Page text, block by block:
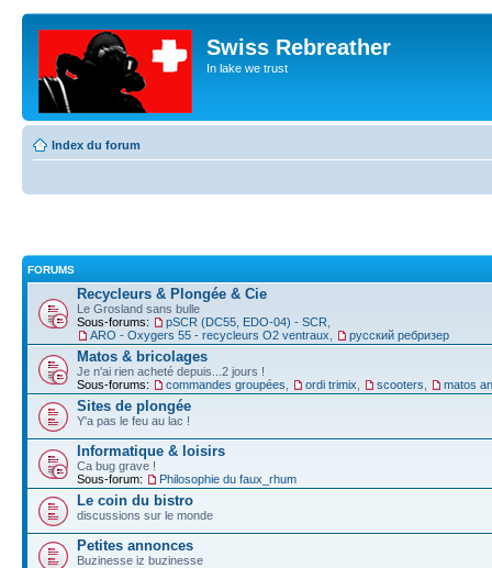
Swiss Rebreather
In lake we trust
Index du forum
FORUMS
Recycleurs & Plongée & Cie
Le Grosland sans bulle
Sous-forums:
pSCR (DC55, EDO-04) - SCR
ARO - Oxygers 55 - recycleurs O2 ventraux
русский ребризер
Matos & bricolages
Je n'ai rien acheté depuis...2 jours !
Sous-forums:
commandes groupées ordi trimix scooters matos
Sites de plongée
Y'a pas le feu au lac !
Informatique & loisirs
Ca bug grave !
Sous-forum:
Philosophie du faux_rhum
Le coin du bistro
discussions sur le monde
Petites annonces
Buzinesse iz buzinesse